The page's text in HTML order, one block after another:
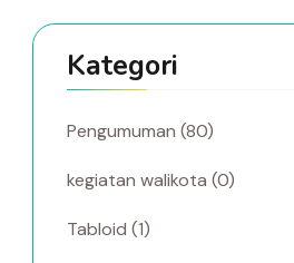
Kategori
Pengumuman (80)
kegiatan walikota (0)
Tabloid (1)